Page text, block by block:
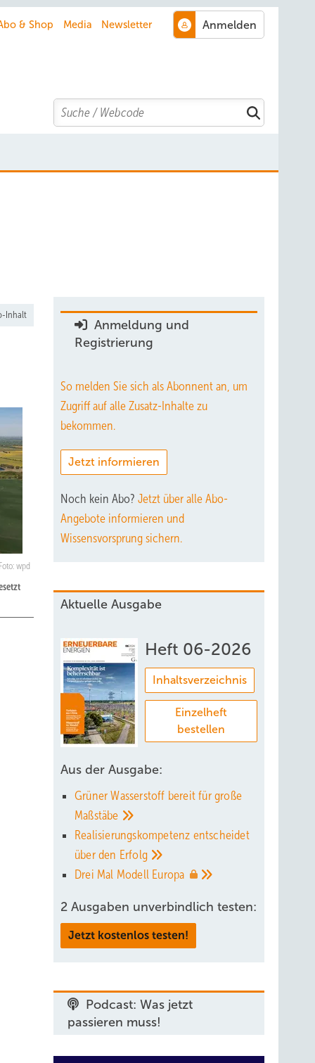
& Shop Media Newsletter
Search
Inhalt
Foto: wpd
die
Anmeldung und
Registrierung
So melden Sie sich als Abonnent an, um
Zugriff auf alle Zusatz-Inhalte zu
bekommen.
Jetzt informieren
Noch kein Abo? Jetzt über alle Abo-
Angebote informieren und
Wissensvorsprung sichern.
Aktuelle Ausgabe
Heft 06-2026
Inhaltsverzeichnis
Einzelheft
bestellen
Aus der Ausgabe:
Grüner Wasserstoff bereit für große
Maßstäbe
Realisierungskompetenz entscheidet
über den Erfolg
Drei Mal Modell Europa
2 Ausgaben unverbindlich testen:
Jetzt kostenlos testen!
Podcast: Was jetzt
passieren muss!